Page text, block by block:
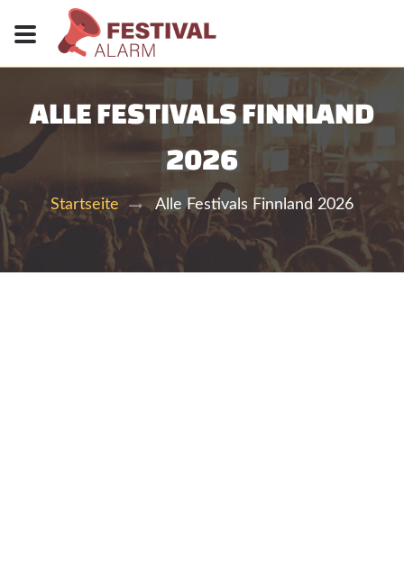
ALLE FESTIVALS FINNLAND
2026
Startseite Alle Festivals Finnland 2026